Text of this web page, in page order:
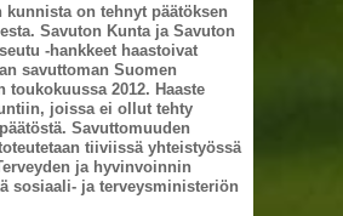
kunnista on tehnyt päätöksen
Savuton Kunta ja Savuton
-hankkeet haastoivat
savuttoman Suomen
toukokuussa 2012. Haaste
joissa ei ollut tehty
Savuttomuuden
tiiviissä yhteistyössä
ja hyvinvoinnin
sosiaali- ja terveysministeriön